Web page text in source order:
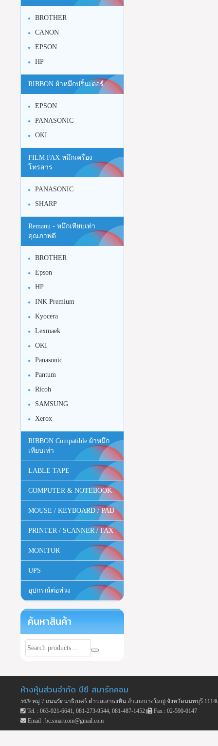
BROTHER
CANON
EPSON
HP
RIBBON ผ้าหมึกปริ้นเตอร์
EPSON
PANASONIC
OKI
FILM FAX หมึกเครื่อง
โทรสาร
PANASONIC
SHARP
Remanu - หมึกเทียบเท่า
คุณภาพดี
BROTHER
Epson
HP
INK Premium
Kyocera
Lexmaek
OKI
Panasonic
Pantum
Ricoh
SAMSUNG
Xerox
RIBBON Compatible ผ้าหมึก
เทียบเท่า
LABLE TAPE
COMPUTER & NOTEBOOK
MOUSE / KEYBOARD / PAD
PRINTER / SCANNER / FAX
MONITOR
UPS
อุปกรณ์ต่อพ่วง
ค้นหาสินค้า
ห้างหุ้นส่วนจำกัด บีซี สมาร์ทคอม
56/9 หมู่ 7 ถนนรัตนาธิเบศร์ ตำบลเสาธงหิน อำเภอบางใหญ่ จังหวัดนนทบุรี
Tel. : 063-921-6641, 081-273-9544, 081-487-1452
Fax : 02-590-0147
Email : bc.smartcom@gmail.com